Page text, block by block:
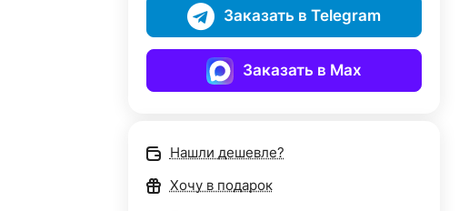
Заказать в Telegram
Заказать в Max
Нашли дешевле?
Хочу в подарок